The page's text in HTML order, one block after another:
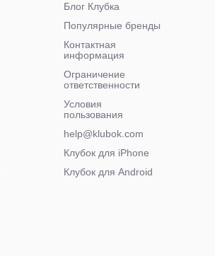
Блог Клубка
Популярные бренды
Контактная
информация
Ограничение
ответственности
Условия
пользования
help@klubok.com
Клубок для iPhone
Клубок для Android